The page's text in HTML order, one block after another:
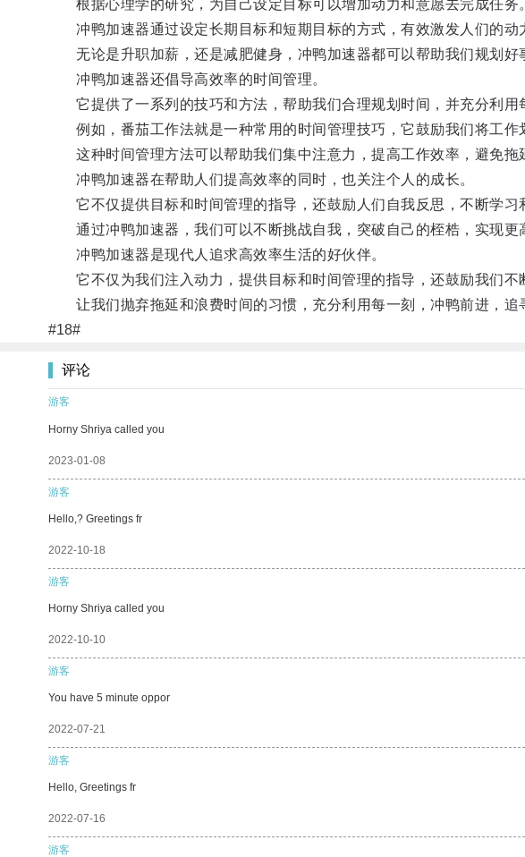
根据心理学的研究，为自己设定目标可以增加动力和意愿去完成任务
冲鸭加速器通过设定长期目标和短期目标的方式，有效激发人们的动
无论是升职加薪，还是减肥健身，冲鸭加速器都可以帮助我们规划好
冲鸭加速器还倡导高效率的时间管理。
它提供了一系列的技巧和方法，帮助我们合理规划时间，并充分利用
例如，番茄工作法就是一种常用的时间管理技巧，它鼓励我们将工作
这种时间管理方法可以帮助我们集中注意力，提高工作效率，避免拖
冲鸭加速器在帮助人们提高效率的同时，也关注个人的成长。
它不仅提供目标和时间管理的指导，还鼓励人们自我反思，不断学习
通过冲鸭加速器，我们可以不断挑战自我，突破自己的桎梏，实现更
冲鸭加速器是现代人追求高效率生活的好伙伴。
它不仅为我们注入动力，提供目标和时间管理的指导，还鼓励我们不
让我们抛弃拖延和浪费时间的习惯，充分利用每一刻，冲鸭前进，追
#18#
评论
游客
Horny Shriya called you
2023-01-08
游客
Hello,? Greetings fr
2022-10-18
游客
Horny Shriya called you
2022-10-10
游客
You have 5 minute oppor
2022-07-21
游客
Hello, Greetings fr
2022-07-16
游客